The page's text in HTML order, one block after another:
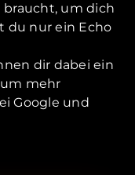
braucht, um dich
du nur ein Echo
dir dabei ein
mehr
Google und